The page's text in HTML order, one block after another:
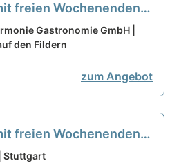
freien Wochenenden
Gastronomie GmbH |
den Fildern
zum Angebot
freien Wochenenden
bei Genuss & Harmonie
Stuttgart